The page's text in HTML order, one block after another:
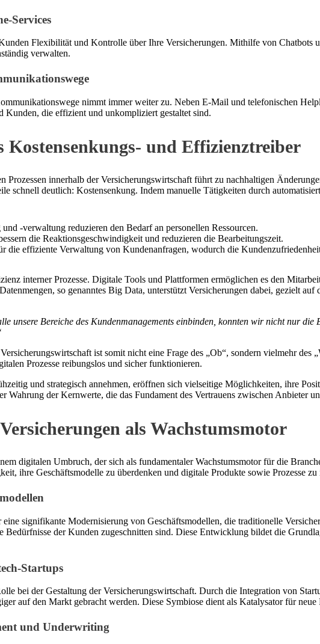
Services
Flexibilität und Kontrolle über Ihre Versicherungen. Mithilfe von Chatbots
verwalten.
nimmt immer weiter zu. Neben E-Mail und telefonischen
Kunden, die effizient und unkompliziert gestaltet sind.
Kostensenkungs- und Effizienztreiber
Prozessen innerhalb der Versicherungswirtschaft führt zu nachhaltigen
schnell deutlich: Kostensenkung. Indem manuelle Tätigkeiten durch
-verwaltung reduzieren den Bedarf an personellen Ressourcen.
die Reaktionsgeschwindigkeit und reduzieren die Bearbeitungszeit.
die effiziente Verwaltung von Kundenanfragen, wodurch die
interner Prozesse. Digitale Tools und Plattformen ermöglichen es den
so genanntes Big Data, unterstützt Versicherungen dabei, gezielt
unsere Bereiche des Kundenmanagements einbinden, konnten wir nicht nur
ist somit nicht eine Frage des „Ob“, sondern vielmehr des
Prozesse reibungslos und sicher funktionieren.
und strategisch annehmen, eröffnen sich vielseitige Möglichkeiten, ihre
Wahrung der Kernwerte, die das Fundament des Vertrauens zwischen Anbieter
als Wachstumsmotor
digitalen Umbruch, der sich als fundamentaler Wachstumsmotor für die
ihre Geschäftsmodelle zu überdenken und digitale Produkte sowie Prozesse
signifikante Modernisierung von Geschäftsmodellen, die traditionelle
Bedürfnisse der Kunden zugeschnitten sind. Diese Entwicklung bildet die
Startups
bei der Gestaltung der Versicherungswirtschaft. Durch die Integration von
auf den Markt gebracht werden. Diese Symbiose dient als Katalysator für
und Underwriting